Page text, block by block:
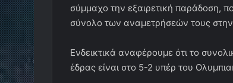
σύμμαχο την εξαιρετική παράδοση,
σύνολο των αναμετρήσεών τους
Ενδεικτικά αναφέρουμε ότι το
έδρας είναι στο 5-2 υπέρ του